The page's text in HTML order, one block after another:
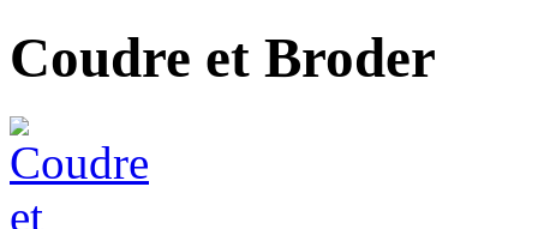
Coudre et Broder